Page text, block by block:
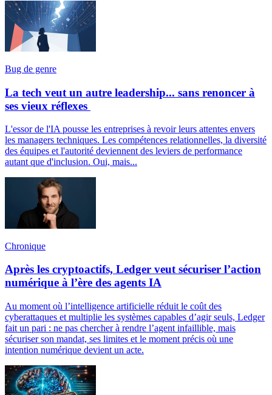
Bug de genre
La tech veut un autre leadership... sans renoncer à
ses vieux réflexes
L'essor de l'IA pousse les entreprises à revoir leurs attentes envers
les managers techniques. Les compétences relationnelles, la diversité
des équipes et l'autorité deviennent des leviers de performance
autant que d'inclusion. Oui, mais...
Chronique
Après les cryptoactifs, Ledger veut sécuriser l’action
numérique à l’ère des agents IA
Au moment où l’intelligence artificielle réduit le coût des
cyberattaques et multiplie les systèmes capables d’agir seuls, Ledger
fait un pari : ne pas chercher à rendre l’agent infaillible, mais
sécuriser son mandat, ses limites et le moment précis où une
intention numérique devient un acte.